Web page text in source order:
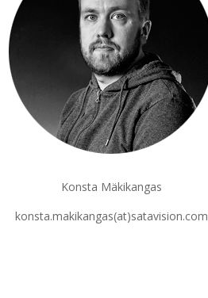
Konsta Mäkikangas
konsta.makikangas(at)satavision.com